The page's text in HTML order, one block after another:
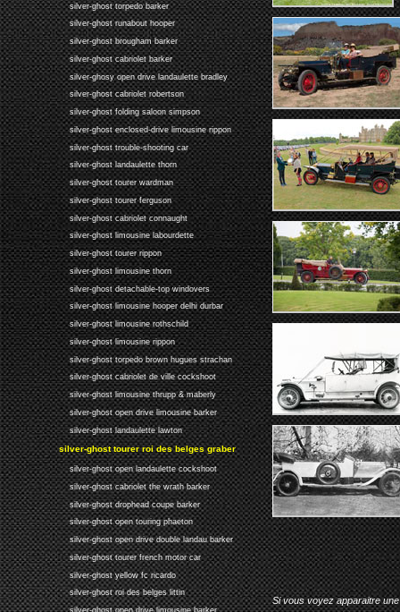
silver-ghost torpedo barker
silver-ghost runabout hooper
silver-ghost brougham barker
silver-ghost cabriolet barker
silver-ghosy open drive landaulette bradley
silver-ghost cabriolet robertson
silver-ghost folding saloon simpson
silver-ghost enclosed-drive limousine rippon
silver-ghost trouble-shooting car
silver-ghost landaulette thorn
silver-ghost tourer wardman
silver-ghost tourer ferguson
silver-ghost cabriolet connaught
silver-ghost limousine labourdette
silver-ghost tourer rippon
silver-ghost limousine thorn
silver-ghost detachable-top windovers
silver-ghost limousine hooper delhi durbar
silver-ghost limousine rothschild
silver-ghost limousine rippon
silver-ghost torpedo brown hugues strachan
silver-ghost cabriolet de ville cockshoot
silver-ghost limousine thrupp & maberly
silver-ghost open drive limousine barker
silver-ghost landaulette lawton
silver-ghost tourer roi des belges graber
silver-ghost open landaulette cockshoot
silver-ghost cabriolet the wrath barker
silver-ghost drophead coupe barker
silver-ghost open touring phaeton
silver-ghost open drive double landau barker
silver-ghost tourer french motor car
silver-ghost yellow fc ricardo
silver-ghost roi des belges littin
Si vous voyez apparaitre